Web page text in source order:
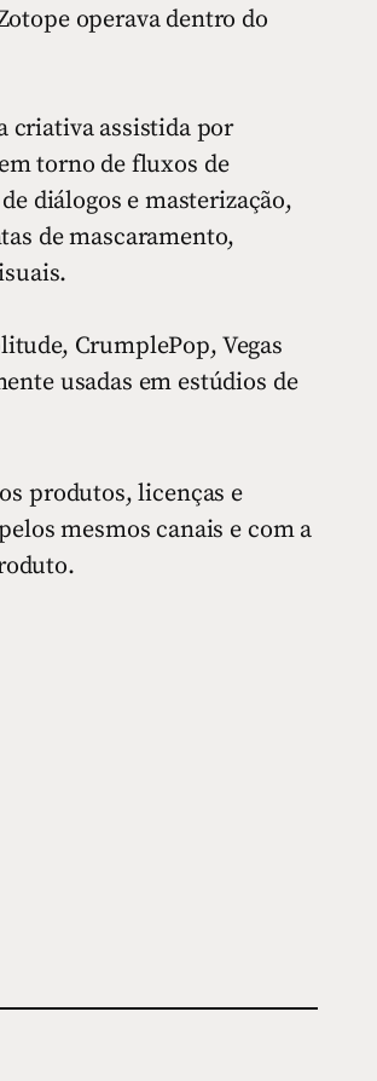
operava dentro do
criativa assistida por
torno de fluxos de
diálogos e masterização,
de mascaramento,
CrumplePop, Vegas
usadas em estúdios de
produtos, licenças e
mesmos canais e com a